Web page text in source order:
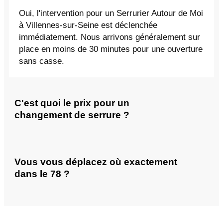
Oui, l'intervention pour un Serrurier Autour de Moi
à Villennes-sur-Seine est déclenchée
immédiatement. Nous arrivons généralement sur
place en moins de 30 minutes pour une ouverture
sans casse.
C'est quoi le prix pour un
changement de serrure ?
Vous vous déplacez où exactement
dans le 78 ?